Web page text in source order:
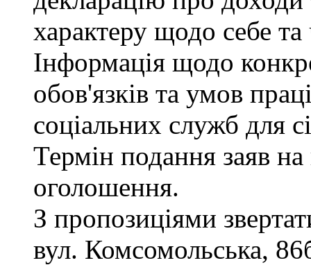
характеру щодо себе та
Інформація щодо
обов'язків та умов
соціальних служб для
Термін подання заяв
оголошення.
З пропозиціями
вул. Комсомольська,